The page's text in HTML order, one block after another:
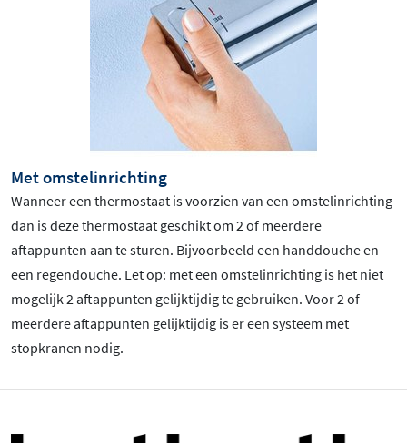
Met omstelinrichting
Wanneer een thermostaat is voorzien van een omstelinrichting
dan is deze thermostaat geschikt om 2 of meerdere
aftappunten aan te sturen. Bijvoorbeeld een handdouche en
een regendouche. Let op: met een omstelinrichting is het niet
mogelijk 2 aftappunten gelijktijdig te gebruiken. Voor 2 of
meerdere aftappunten gelijktijdig is er een systeem met
stopkranen nodig.